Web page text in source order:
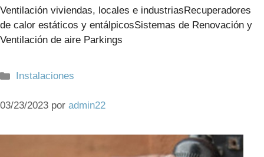
Ventilación viviendas, locales e industriasRecuperadores
de calor estáticos y entálpicosSistemas de Renovación y
Ventilación de aire Parkings
Categorías
Instalaciones
03/23/2023 por admin22